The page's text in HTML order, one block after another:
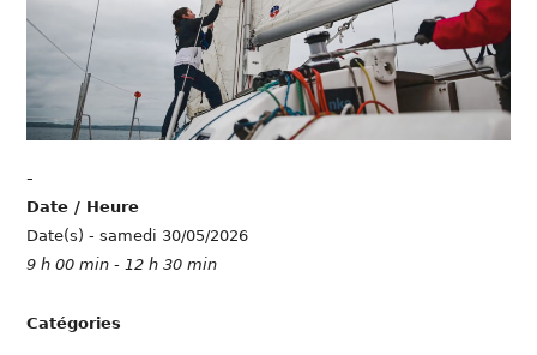
-
Date / Heure
Date(s) - samedi 30/05/2026
9 h 00 min - 12 h 30 min
Catégories